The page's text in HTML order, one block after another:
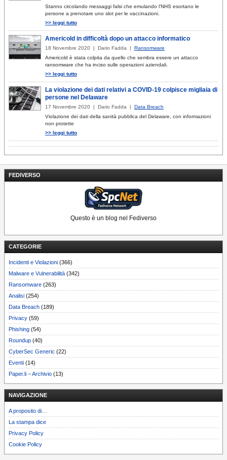
FEDIVERSO
Questo è un blog nel Fediverso
CATEGORIE
Incidenti e Violazioni (366)
Malware e Vulnerabilità (342)
Ransomware (263)
Analisi (254)
Data Breach (189)
Privacy (59)
Phishing (54)
Roundup (40)
CyberSec Generic (22)
Eventi (14)
Paper.li – Archivio (13)
NAVIGAZIONE
A proposito di…
La stampa dice
Privacy Policy
Cookie Policy
Stanno circolando messaggi falsi che emulando l'NHS esortano le
persone a prenotare uno slot per le vaccinazioni.
>> leggi tutto
Americold in difficoltà dopo un attacco informatico
18 Novembre 2020 | Dario Fadda | Ransomware
Americold è stata colpita da quello che sembra essere un attacco
ransomware che ha inciso sulle operazioni aziendali.
>> leggi tutto
La violazione dei dati relativi a COVID-19 colpisce migliaia di
persone nel Delaware
17 Novembre 2020 | Dario Fadda | Data Breach
Violazione dei dati della sanità pubblica del Delaware, con informazioni
non protette
>> leggi tutto